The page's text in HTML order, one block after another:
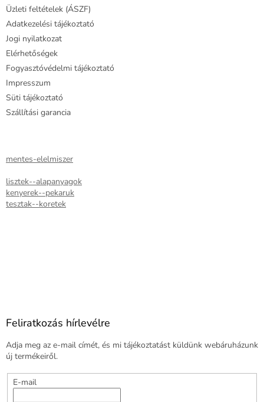
Üzleti feltételek (ÁSZF)
Adatkezelési tájékoztató
Jogi nyilatkozat
Elérhetőségek
Fogyasztóvédelmi tájékoztató
Impresszum
Süti tájékoztató
Szállítási garancia
mentes-elelmiszer
lisztek--alapanyagok
kenyerek--pekaruk
tesztak--koretek
Feliratkozás hírlevélre
Adja meg az e-mail címét, és mi tájékoztatást küldünk webáruházunk
új termékeiről.
E-mail